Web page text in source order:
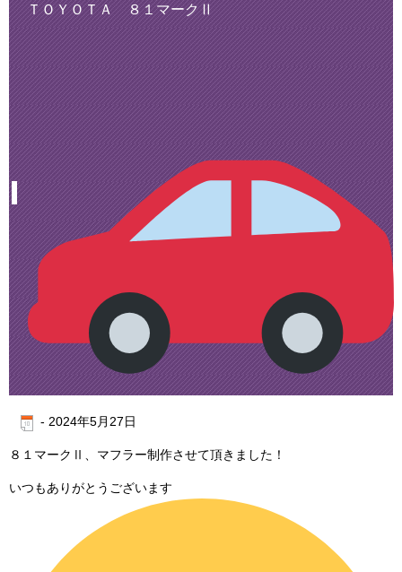
ＴＯＹＯＴＡ ８１マークⅡ
- 2024年5月27日
８１マークⅡ、マフラー制作させて頂きました！
いつもありがとうございます